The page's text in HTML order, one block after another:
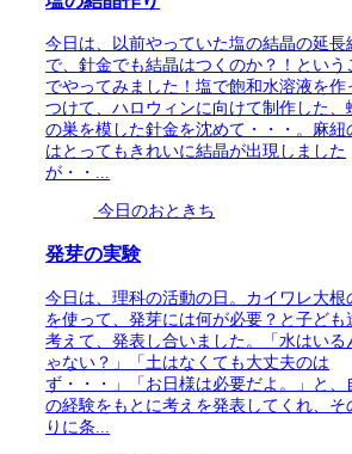
今日は、以前やっていた塩の結晶の延長
で、針金でも結晶はつくのか？！という
でやってみました！塩で飽和水溶液を作
つけて、ハロウィンに向けて制作した、
の巣を模した針金を沈めて・・・。麻紐
はとってもきれいに結晶が出現しました
が・・...
今日のおときち
発芽の実験
今日は、理科の活動の日。カイワレ大根
を使って、発芽には何が必要？と子ども
考えて、発表し合いました。「水はいる
ゃない？」「土はなくても大丈夫のは
ず・・・」「お日様は必要だよ。」と、
の経験をもとに考えを発表してくれ、そ
りに条...